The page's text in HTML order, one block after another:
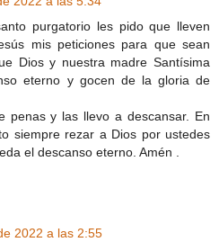
purgatorio les pido que lleven
mis peticiones para que sean
Dios y nuestra madre Santísima
eterno y gocen de la gloria de
penas y las llevo a descansar. En
siempre rezar a Dios por ustedes
el descanso eterno. Amén .
2022 a las 2:55